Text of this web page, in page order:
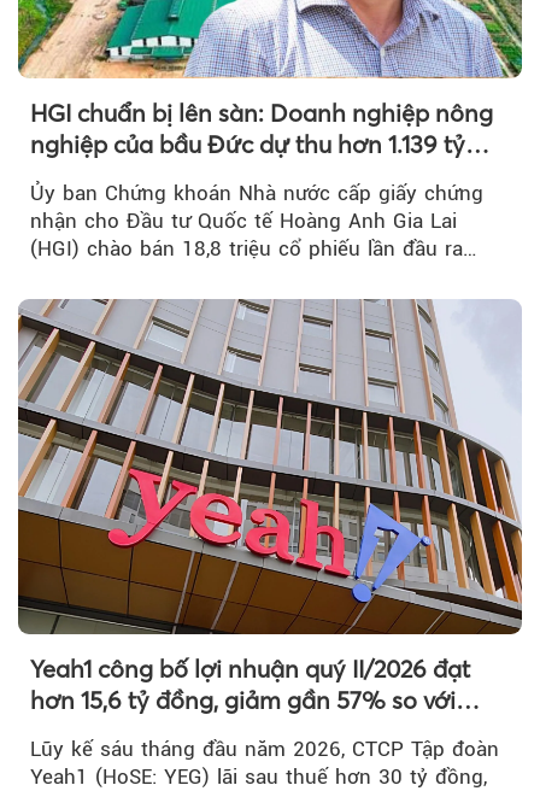
HGI chuẩn bị lên sàn: Doanh nghiệp nông
nghiệp của bầu Đức dự thu hơn 1.139 tỷ
đồng
Ủy ban Chứng khoán Nhà nước cấp giấy chứng
nhận cho Đầu tư Quốc tế Hoàng Anh Gia Lai
(HGI) chào bán 18,8 triệu cổ phiếu lần đầu ra
Yeah1 công bố lợi nhuận quý II/2026 đạt
hơn 15,6 tỷ đồng, giảm gần 57% so với
cùng kỳ
Lũy kế sáu tháng đầu năm 2026, CTCP Tập đoàn
Yeah1 (HoSE: YEG) lãi sau thuế hơn 30 tỷ đồng,